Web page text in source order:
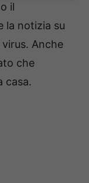
il
la notizia su
Anche
che
casa.